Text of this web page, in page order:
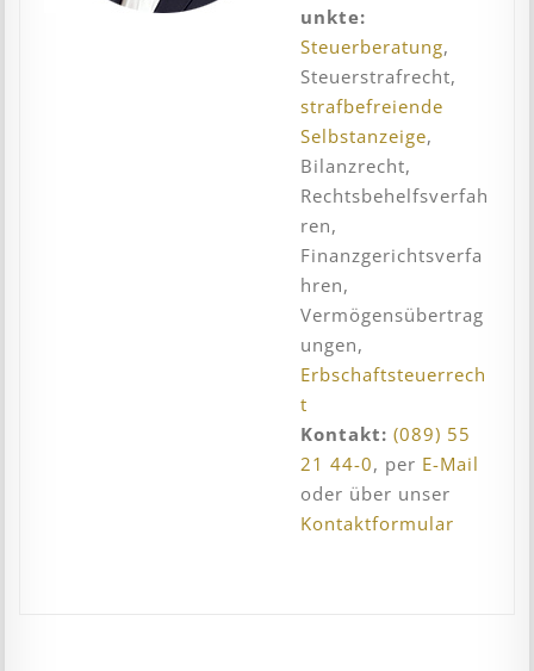
unkte:
Steuerberatung,
Steuerstrafrecht,
strafbefreiende
Selbstanzeige,
Bilanzrecht,
Rechtsbehelfsverfah
ren,
Finanzgerichtsverfa
hren,
Vermögensübertrag
ungen,
Erbschaftsteuerrech
t
Kontakt: (089) 55
21 44-0, per E-Mail
oder über unser
Kontaktformular